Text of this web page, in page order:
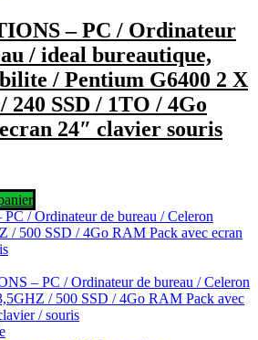
– PC / Ordinateur
/ ideal bureautique,
/ Pentium G6400 2 X
240 SSD / 1TO / 4Go
24″ clavier souris